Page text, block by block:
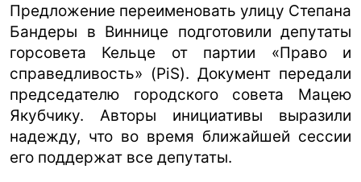
Предложение переименовать улицу Степана
Бандеры в Виннице подготовили депутаты
горсовета Кельце от партии «Право и
справедливость» (PiS). Документ передали
председателю городского совета Мацею
Якубчику. Авторы инициативы выразили
надежду, что во время ближайшей сессии
его поддержат все депутаты.